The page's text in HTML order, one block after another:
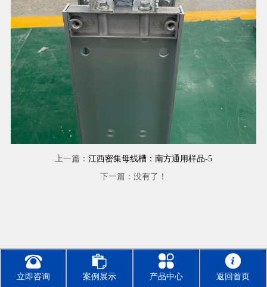
上一篇： 江西密集母线槽：南方通用样品-5
下一篇：没有了！
立即咨询 案例展示 产品中心 返回首页